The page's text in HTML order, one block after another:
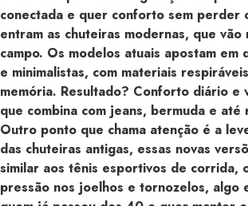
conectada e quer conforto sem perder
entram as chuteiras modernas, que vão
campo. Os modelos atuais apostam em
e minimalistas, com materiais
memória. Resultado? Conforto diário e
que combina com jeans, bermuda e até
Outro ponto que chama atenção é a
das chuteiras antigas, essas novas
similar aos tênis esportivos de corrida,
pressão nos joelhos e tornozelos, algo